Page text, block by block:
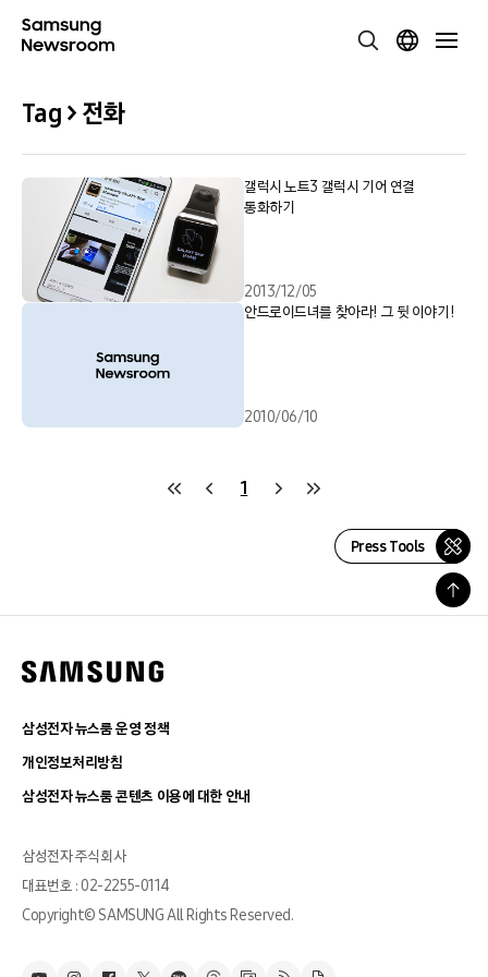
Tag > 전화
갤럭시 노트3 갤럭시 기어 연결
통화하기
2013/12/05
안드로이드녀를 찾아라! 그 뒷 이야기!
2010/06/10
1
Press Tools
삼성전자 뉴스룸 운영 정책
개인정보처리방침
삼성전자 뉴스룸 콘텐츠 이용에 대한 안내
삼성전자 주식회사
대표번호 : 02-2255-0114
Copyright© SAMSUNG All Rights Reserved.